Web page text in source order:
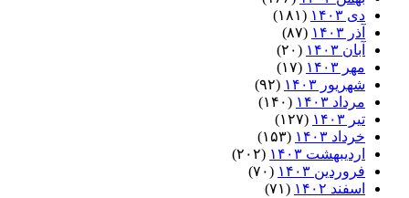
دی ۱۴۰۳
(۱۸۱)
آذر ۱۴۰۳
(۸۷)
آبان ۱۴۰۳
(۲۰)
مهر ۱۴۰۳
(۱۷)
شهریور ۱۴۰۳
(۹۲)
مرداد ۱۴۰۳
(۱۴۰)
تیر ۱۴۰۳
(۱۲۷)
خرداد ۱۴۰۳
(۱۵۳)
اردیبهشت ۱۴۰۳
(۲۰۲)
فروردین ۱۴۰۳
(۷۰)
اسفند ۱۴۰۲
(۷۱)